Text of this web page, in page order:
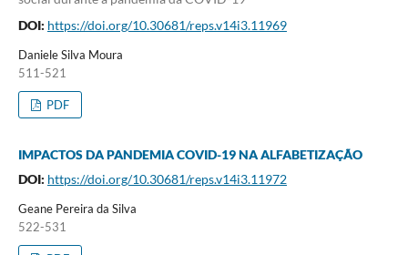
DOI: https://doi.org/10.30681/reps.v14i3.11969
Daniele Silva Moura
511-521
PDF
IMPACTOS DA PANDEMIA COVID-19 NA ALFABETIZAÇÃO
DOI: https://doi.org/10.30681/reps.v14i3.11972
Geane Pereira da Silva
522-531